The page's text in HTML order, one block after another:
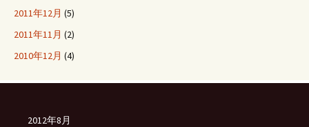
2011年12月 (5)
2011年11月 (2)
2010年12月 (4)
2012年8月